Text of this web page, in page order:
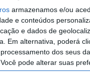
armazenamos e/ou
e conteúdos
e dados de
Em alternativa, poderá
dos seus
pode alterar suas